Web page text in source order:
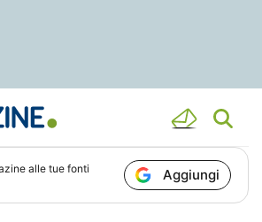
alle tue fonti
Aggiungi